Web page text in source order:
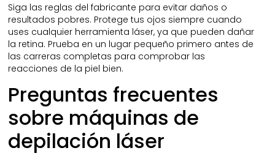
Siga las reglas del fabricante para evitar daños o
resultados pobres. Protege tus ojos siempre cuando
uses cualquier herramienta láser, ya que pueden dañar
la retina. Prueba en un lugar pequeño primero antes de
las carreras completas para comprobar las
reacciones de la piel bien.
Preguntas frecuentes
sobre máquinas de
depilación láser